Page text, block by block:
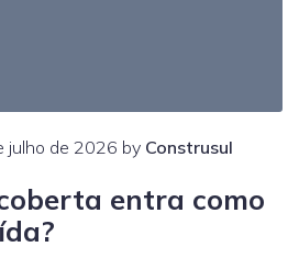
julho de 2026 by Construsul
entra como